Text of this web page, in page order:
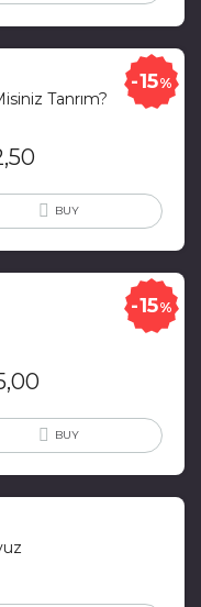
15%
Tanrım?
BUY
15%
BUY